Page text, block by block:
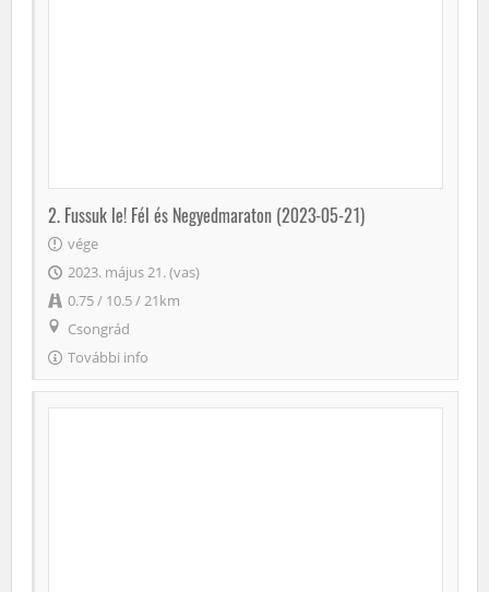
2. Fussuk le! Fél és Negyedmaraton (2023-05-21)
vége
2023. május 21. (vas)
0.75 / 10.5 / 21km
Csongrád
További info